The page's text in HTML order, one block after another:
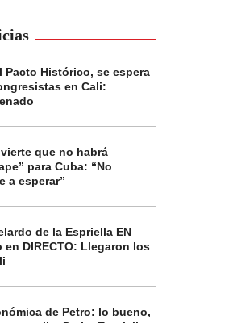
Pacto Histórico, se espera
en Cali:
que no habrá
para Cuba: “No
a esperar”
de la Espriella EN
en DIRECTO: Llegaron los
de Petro: lo bueno,